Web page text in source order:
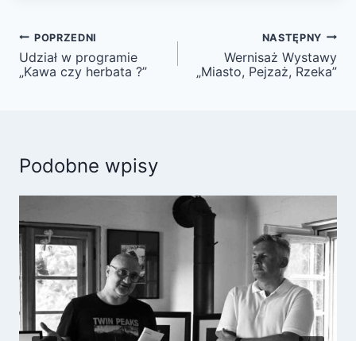
Nawigacja
wpisu
POPRZEDNI
Udział w programie
„Kawa czy herbata ?”
NASTĘPNY
Wernisaż Wystawy
„Miasto, Pejzaż, Rzeka”
Podobne wpisy